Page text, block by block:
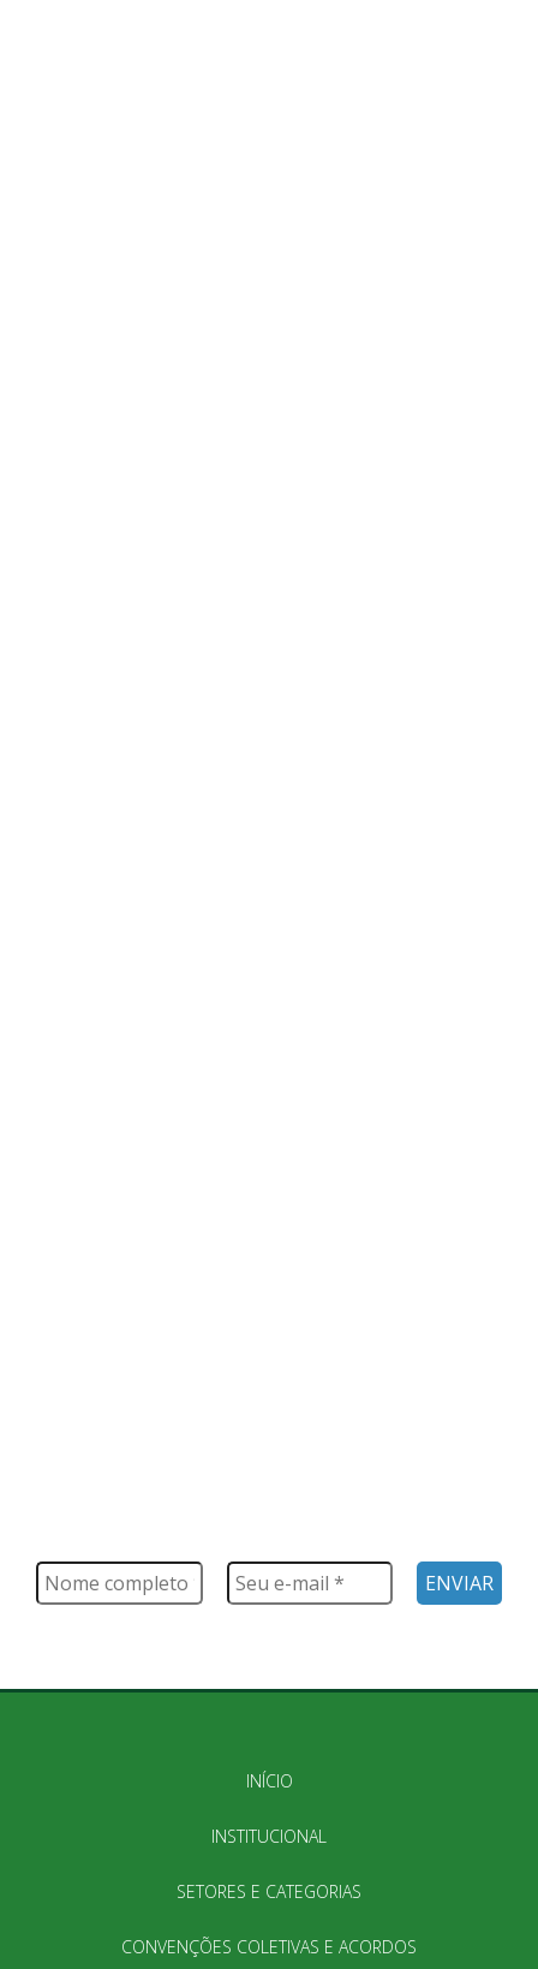
INÍCIO
INSTITUCIONAL
SETORES E CATEGORIAS
CONVENÇÕES COLETIVAS E ACORDOS